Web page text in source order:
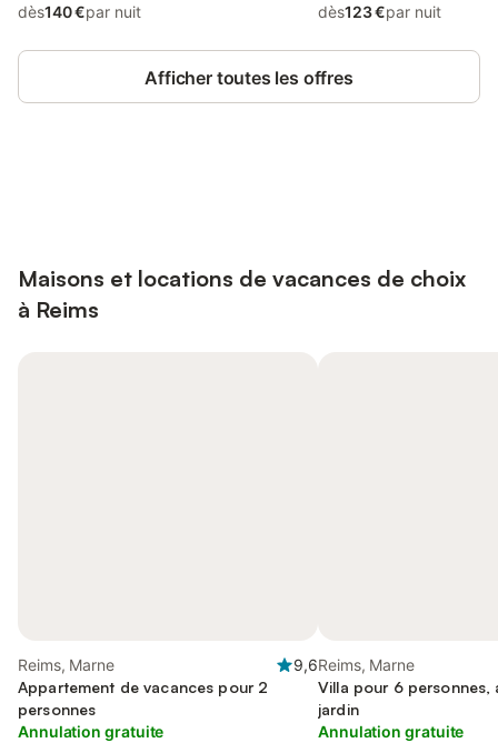
dès140 €par nuit
dès123 €par nuit
Afficher toutes les offres
Maisons et locations de vacances de choix
à Reims
Reims, Marne
9,6
Appartement de vacances pour 2
personnes
Annulation gratuite
Reims, Marne
Villa pour 6 personnes,
jardin
Annulation gratuite